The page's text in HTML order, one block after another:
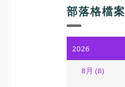
部落格檔案
2026
8月 (8)